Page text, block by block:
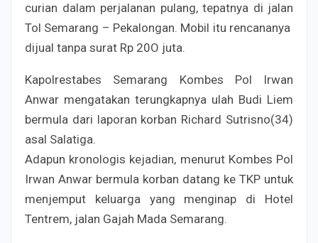
curian dalam perjalanan pulang, tepatnya di jalan
Tol Semarang – Pekalongan. Mobil itu rencananya
dijual tanpa surat Rp 20O juta.
Kapolrestabes Semarang Kombes Pol Irwan
Anwar mengatakan terungkapnya ulah Budi Liem
bermula dari laporan korban Richard Sutrisno(34)
asal Salatiga.
Adapun kronologis kejadian, menurut Kombes Pol
Irwan Anwar bermula korban datang ke TKP untuk
menjemput keluarga yang menginap di Hotel
Tentrem, jalan Gajah Mada Semarang.